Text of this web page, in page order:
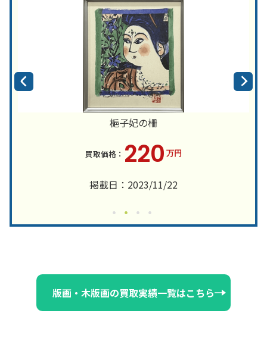
梔子妃の柵
220 万円
掲載日：2023/11/22
版画・木版画の買取実績一覧はこちら